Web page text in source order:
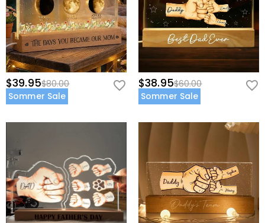
$39.95$80.00
Sommer Sale
$38.95$60.00
Sommer Sale